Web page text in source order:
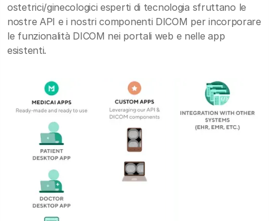
ostetrici/ginecologici esperti di tecnologia sfruttano le
nostre API e i nostri componenti DICOM per incorporare
le funzionalità DICOM nei portali web e nelle app
esistenti.